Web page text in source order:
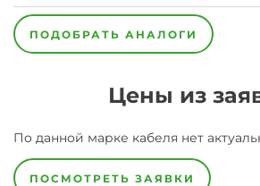
ПОДОБРАТЬ АНАЛОГИ
Цены из
По данной марке кабеля нет
ПОСМОТРЕТЬ ЗАЯВКИ